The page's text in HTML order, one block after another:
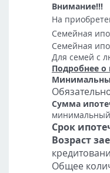
Внимание!!!
На
Семейная
Семейная
Для семей с
Подробнее
Сумма
Срок
Возраст
Общее